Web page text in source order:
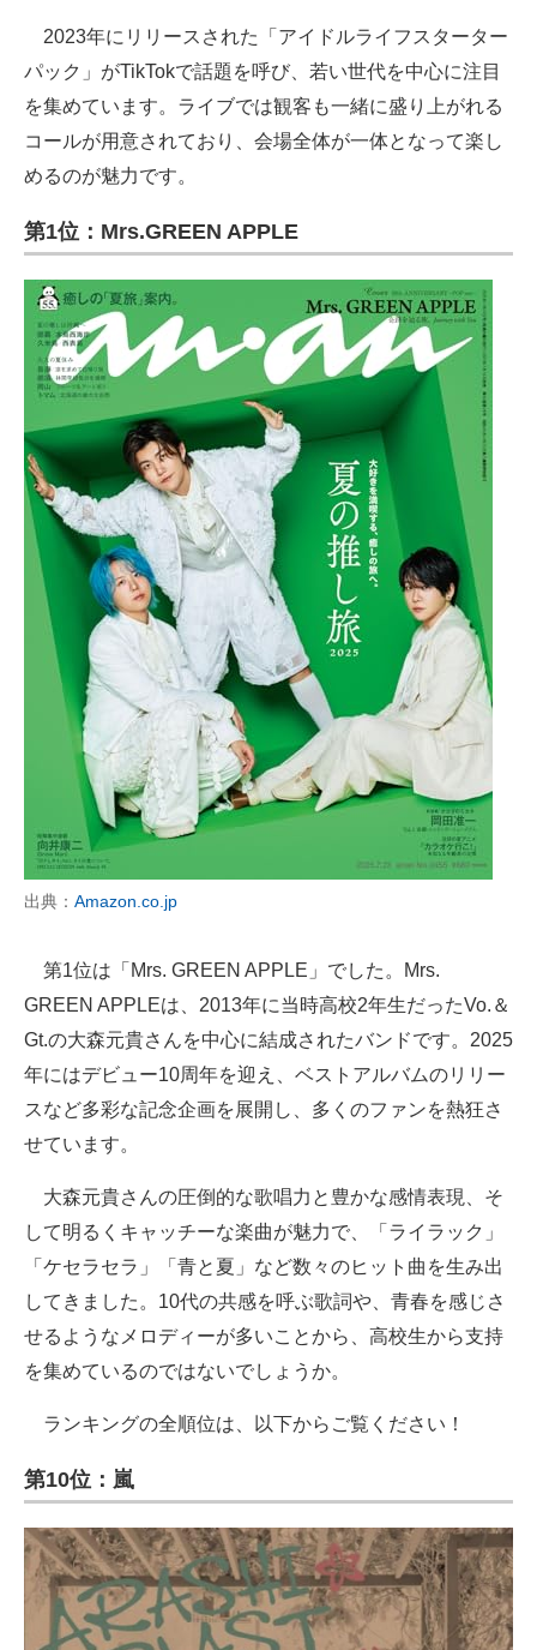
2023年にリリースされた「アイドルライフスターター
パック」がTikTokで話題を呼び、若い世代を中心に注目
を集めています。ライブでは観客も一緒に盛り上がれる
コールが用意されており、会場全体が一体となって楽し
めるのが魅力です。
第1位：Mrs.GREEN APPLE
出典： Amazon.co.jp
第1位は「Mrs. GREEN APPLE」でした。Mrs.
GREEN APPLEは、2013年に当時高校2年生だったVo.＆
Gt.の大森元貴さんを中心に結成されたバンドです。2025
年にはデビュー10周年を迎え、ベストアルバムのリリー
スなど多彩な記念企画を展開し、多くのファンを熱狂さ
せています。
大森元貴さんの圧倒的な歌唱力と豊かな感情表現、そ
して明るくキャッチーな楽曲が魅力で、「ライラック」
「ケセラセラ」「青と夏」など数々のヒット曲を生み出
してきました。10代の共感を呼ぶ歌詞や、青春を感じさ
せるようなメロディーが多いことから、高校生から支持
を集めているのではないでしょうか。
ランキングの全順位は、以下からご覧ください！
第10位：嵐